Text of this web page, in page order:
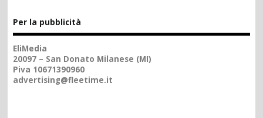
Per la pubblicità
EliMedia
20097 – San Donato Milanese (MI)
Piva 10671390960
advertising@fleetime.it